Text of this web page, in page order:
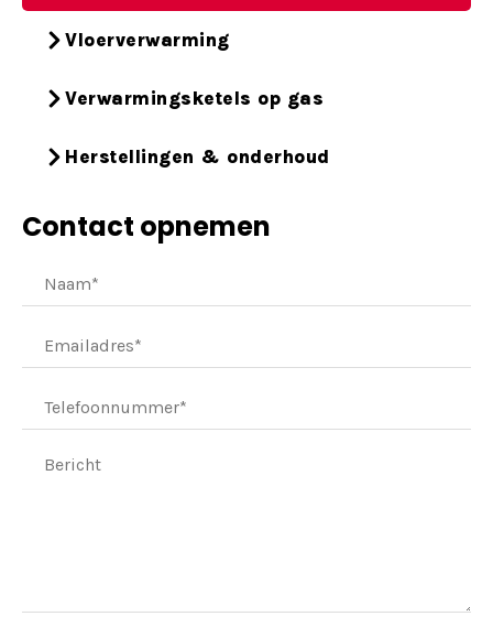
Vloerverwarming
Verwarmingsketels op gas
Herstellingen & onderhoud
Contact opnemen